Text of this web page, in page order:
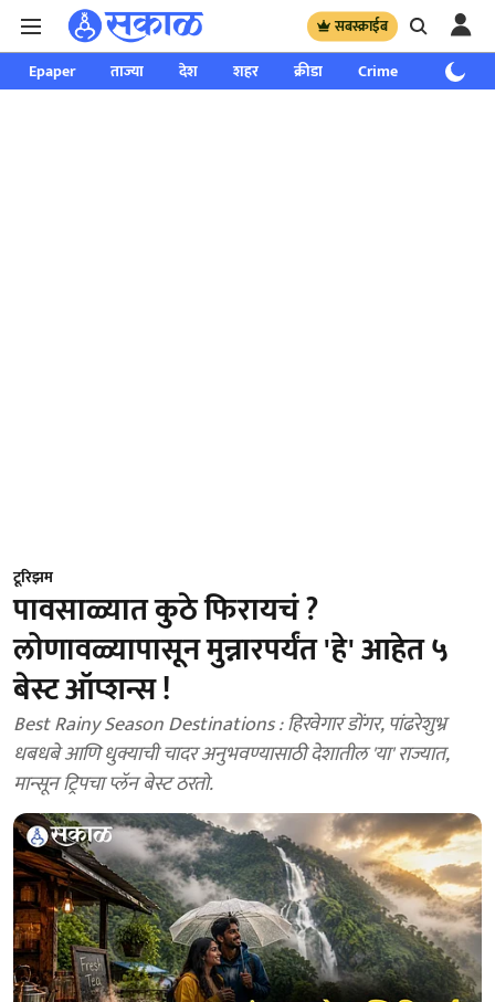
सबस्क्राईब
Epaper ताज्या देश शहर क्रीडा Crime साप्ताहिक
टूरिझम
पावसाळ्यात कुठे फिरायचं ?
लोणावळ्यापासून मुन्नारपर्यंत 'हे' आहेत ५
बेस्ट ऑप्शन्स !
Best Rainy Season Destinations : हिरवेगार डोंगर, पांढरेशुभ्र
धबधबे आणि धुक्याची चादर अनुभवण्यासाठी देशातील 'या' राज्यात,
मान्सून ट्रिपचा प्लॅन बेस्ट ठरतो.